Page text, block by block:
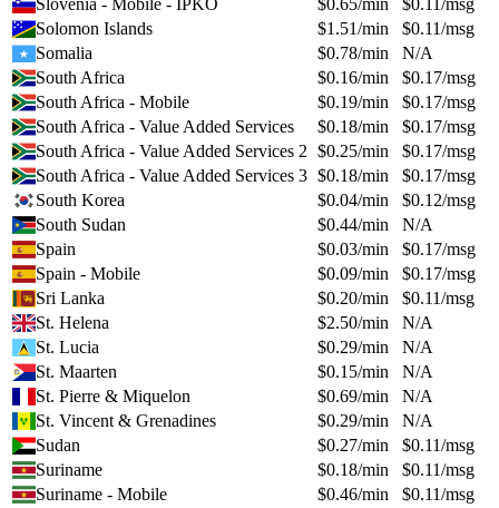
Slovenia - Mobile - IPKO
$0.65/min $0.11/msg
Solomon Islands
$1.51/min $0.11/msg
Somalia
$0.78/min
N/A
South Africa
$0.16/min $0.17/msg
South Africa - Mobile
$0.19/min $0.17/msg
South Africa - Value Added Services
$0.18/min $0.17/msg
South Africa - Value Added Services 2 $0.25/min $0.17/msg
South Africa - Value Added Services 3 $0.18/min $0.17/msg
South Korea
$0.04/min $0.12/msg
South Sudan
$0.44/min
N/A
Spain
$0.03/min $0.17/msg
Spain - Mobile
$0.09/min $0.17/msg
Sri Lanka
$0.20/min $0.11/msg
St. Helena
$2.50/min
N/A
St. Lucia
$0.29/min
N/A
St. Maarten
$0.15/min
N/A
St. Pierre & Miquelon
$0.69/min
N/A
St. Vincent & Grenadines
$0.29/min
N/A
Sudan
$0.27/min $0.11/msg
Suriname
$0.18/min $0.11/msg
Suriname - Mobile
$0.46/min $0.11/msg